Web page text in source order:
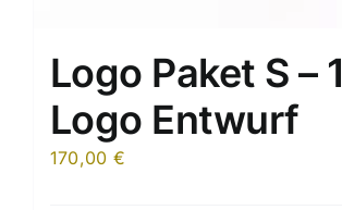
Logo Paket S – 1
Logo Entwurf
170,00 €